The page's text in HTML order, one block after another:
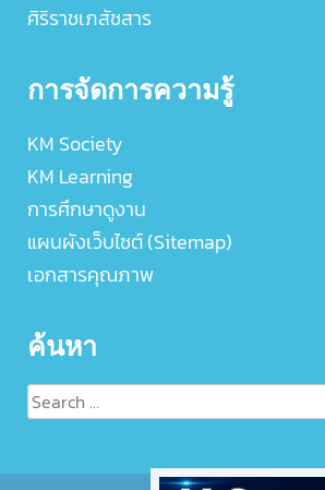
ศิริราชเภสัชสาร
การจัดการความรู้
KM Society
KM Learning
การศึกษาดูงาน
แผนผังเว็บไซต์ (Sitemap)
เอกสารคุณภาพ
ค้นหา
Search
for: